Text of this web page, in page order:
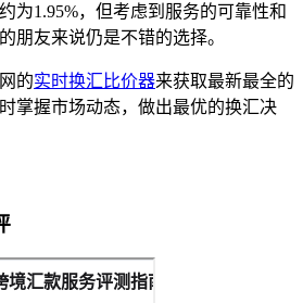
为1.95%，但考虑到服务的可靠性和
朋友来说仍是不错的选择。
的实时换汇比价器来获取最新最全的
掌握市场动态，做出最优的换汇决